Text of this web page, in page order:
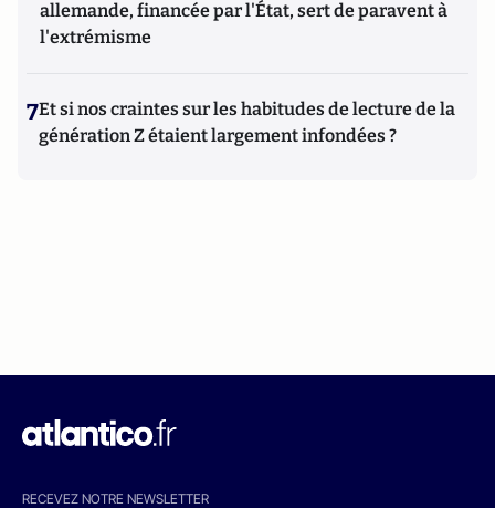
allemande, financée par l'État, sert de paravent à
l'extrémisme
7Et si nos craintes sur les habitudes de lecture de la
génération Z étaient largement infondées ?
RECEVEZ NOTRE NEWSLETTER